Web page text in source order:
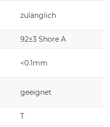
zulänglich
92±3 Shore A
<0.1mm
geeignet
T